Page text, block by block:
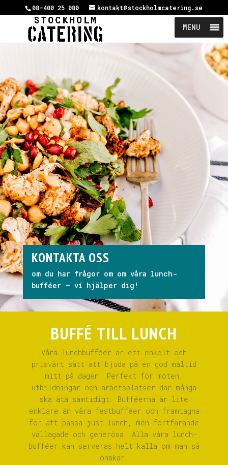
08-400 25 080 kontakt@stockholmcatering.se
MENU
KONTAKTA OSS
om du har frågor om om våra lunch-
bufféer – vi hjälper dig!
BUFFÉ TILL LUNCH
Våra lunchbufféer är ett enkelt och
prisvärt sätt att bjuda på en god måltid
mitt på dagen. Perfekt för möten,
utbildningar och arbetsplatser där många
ska äta samtidigt. Bufféerna är lite
enklare än våra festbufféer och framtagna
för att passa just lunch, men fortfarande
vällagade och generösa. Alla våra lunch-
bufféer kan serveras helt kalla om man så
önskar.